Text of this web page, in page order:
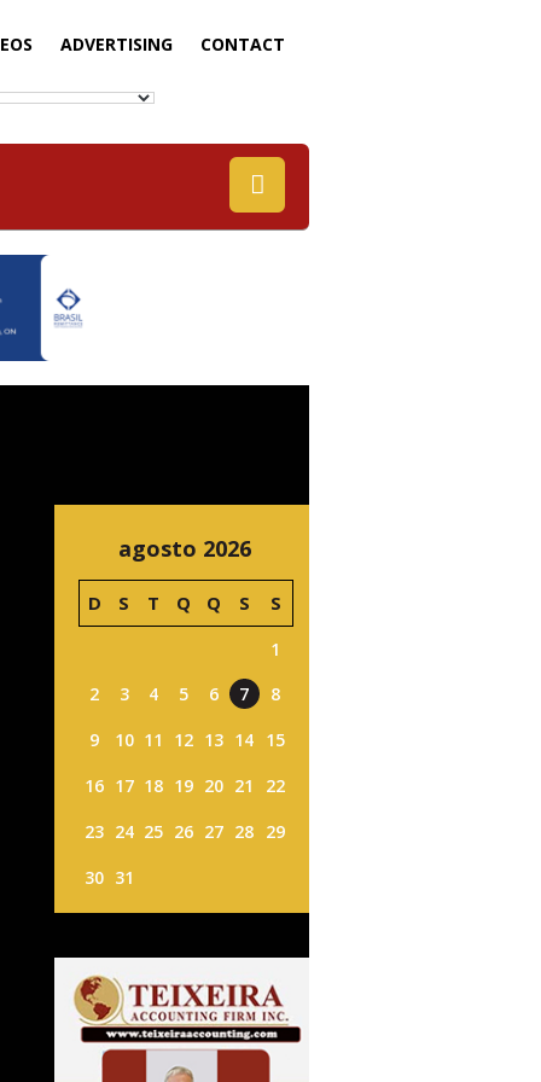
ADVERTISING CONTACT
agosto 2026
D S T Q Q S S
1
2
3 4 5 6 7
8
9
10 11 12 13 14 15
16 17 18 19 20 21
22
23 24 25 26 27 28 29
30 31